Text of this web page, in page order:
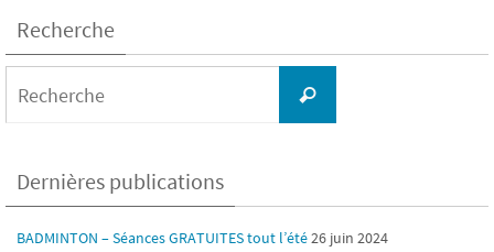
Recherche
Recherche
Dernières publications
BADMINTON – Séances GRATUITES tout l’été26 juin 2024